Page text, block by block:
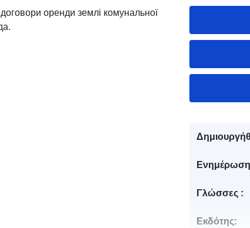
оренди землі комунальної
Γλώσσες :
Εκδότης: